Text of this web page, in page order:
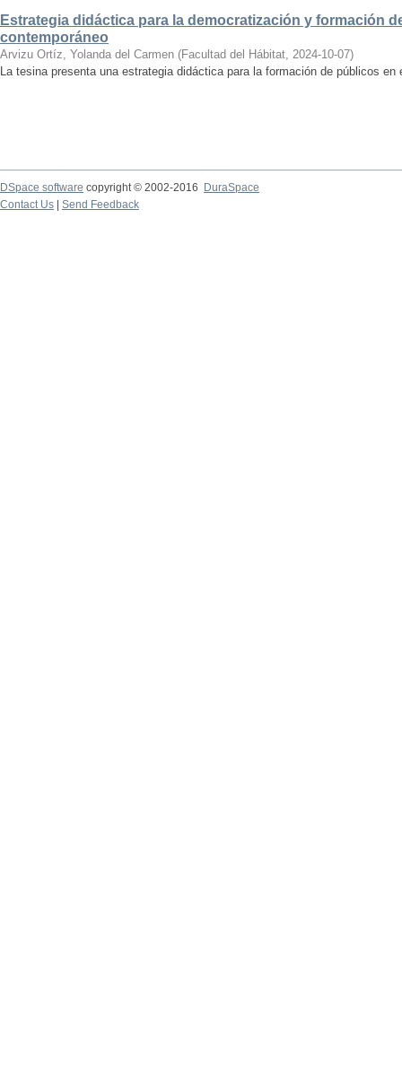
Estrategia didáctica para la democratización y formación
contemporáneo
Arvizu Ortíz, Yolanda del Carmen (Facultad del Hábitat, 2024-10-07)
La tesina presenta una estrategia didáctica para la formación de públicos en
DSpace software copyright © 2002-2016
DuraSpace
Contact Us
Send Feedback